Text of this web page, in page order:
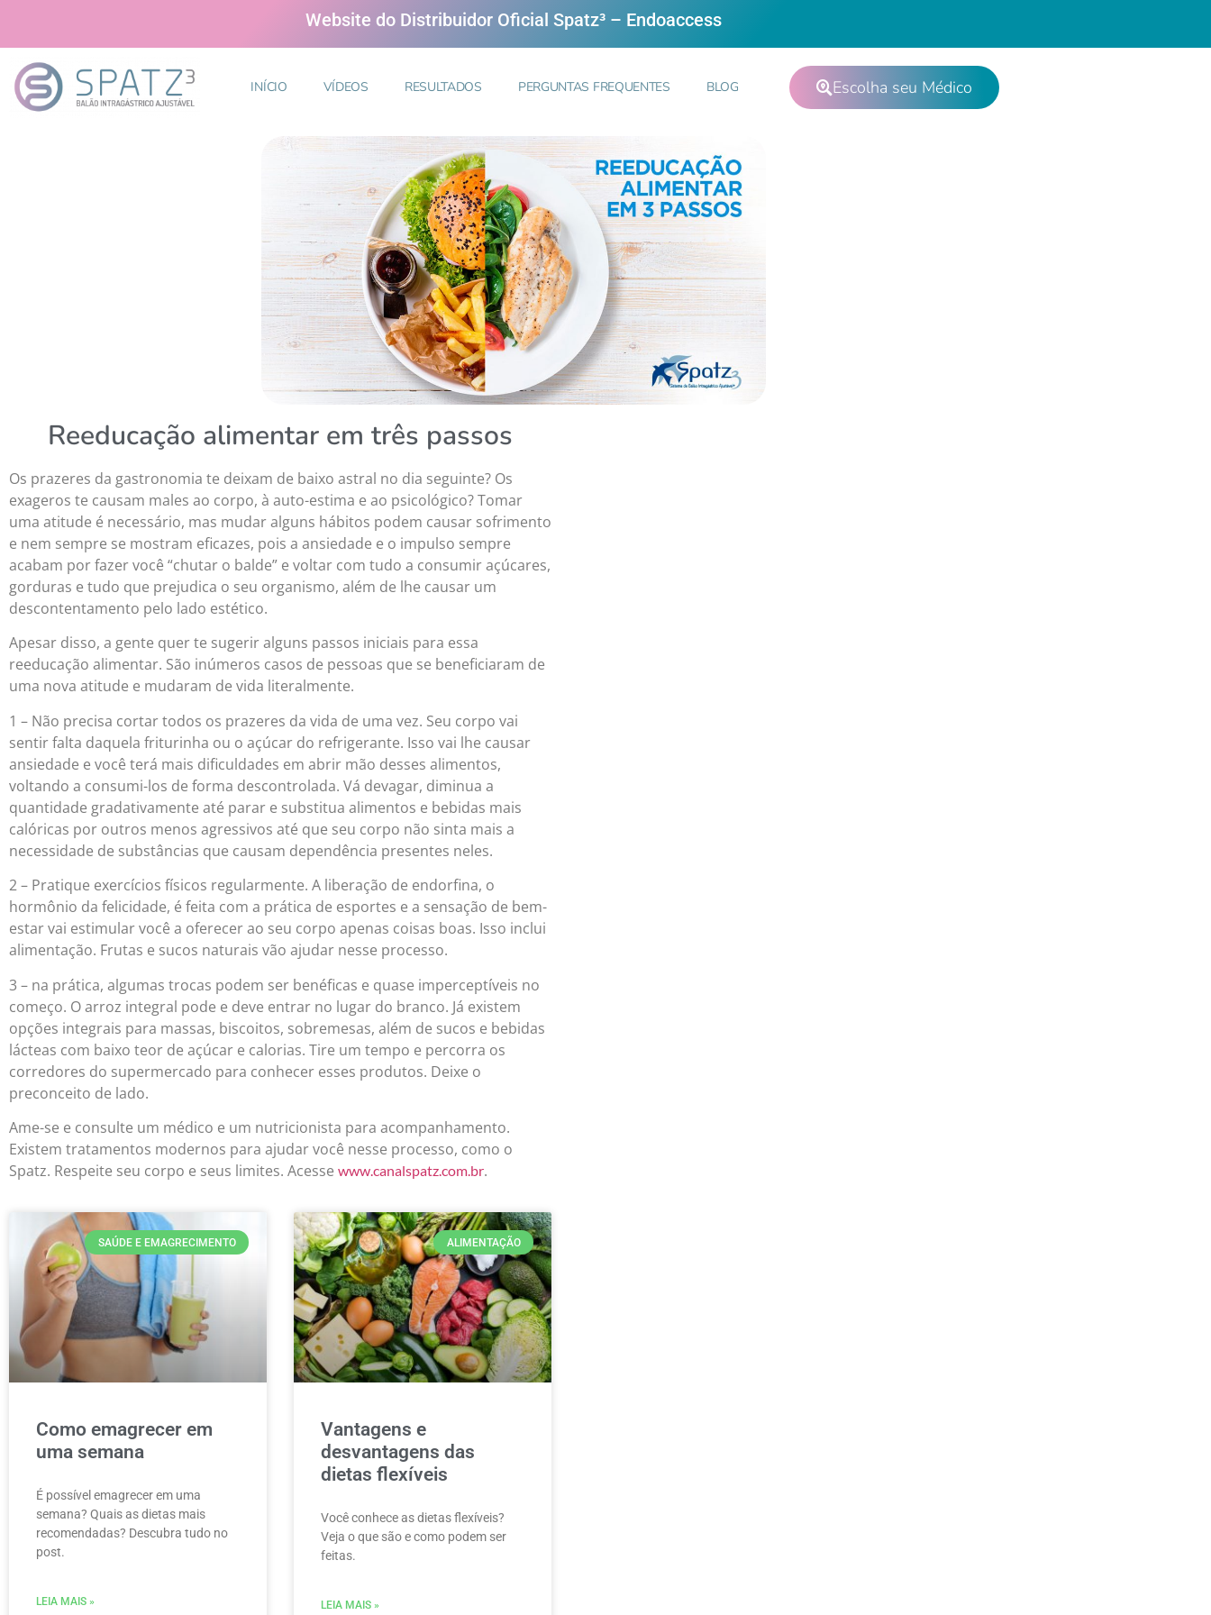
Website do Distribuidor Oficial Spatz³ – Endoaccess
INÍCIO VÍDEOS RESULTADOS PERGUNTAS FREQUENTES BLOG Escolha seu Médico
Reeducação alimentar em três passos
Os prazeres da gastronomia te deixam de baixo astral no dia seguinte? Os
exageros te causam males ao corpo, à auto-estima e ao psicológico? Tomar
uma atitude é necessário, mas mudar alguns hábitos podem causar sofrimento
e nem sempre se mostram eficazes, pois a ansiedade e o impulso sempre
acabam por fazer você “chutar o balde” e voltar com tudo a consumir açúcares,
gorduras e tudo que prejudica o seu organismo, além de lhe causar um
descontentamento pelo lado estético.
Apesar disso, a gente quer te sugerir alguns passos iniciais para essa
reeducação alimentar. São inúmeros casos de pessoas que se beneficiaram de
uma nova atitude e mudaram de vida literalmente.
1 – Não precisa cortar todos os prazeres da vida de uma vez. Seu corpo vai
sentir falta daquela friturinha ou o açúcar do refrigerante. Isso vai lhe causar
ansiedade e você terá mais dificuldades em abrir mão desses alimentos,
voltando a consumi-los de forma descontrolada. Vá devagar, diminua a
quantidade gradativamente até parar e substitua alimentos e bebidas mais
calóricas por outros menos agressivos até que seu corpo não sinta mais a
necessidade de substâncias que causam dependência presentes neles.
2 – Pratique exercícios físicos regularmente. A liberação de endorfina, o
hormônio da felicidade, é feita com a prática de esportes e a sensação de bem-
estar vai estimular você a oferecer ao seu corpo apenas coisas boas. Isso inclui
alimentação. Frutas e sucos naturais vão ajudar nesse processo.
3 – na prática, algumas trocas podem ser benéficas e quase imperceptíveis no
começo. O arroz integral pode e deve entrar no lugar do branco. Já existem
opções integrais para massas, biscoitos, sobremesas, além de sucos e bebidas
lácteas com baixo teor de açúcar e calorias. Tire um tempo e percorra os
corredores do supermercado para conhecer esses produtos. Deixe o
preconceito de lado.
Ame-se e consulte um médico e um nutricionista para acompanhamento.
Existem tratamentos modernos para ajudar você nesse processo, como o
Spatz. Respeite seu corpo e seus limites. Acesse www.canalspatz.com.br.
SAÚDE E EMAGRECIMENTO
Como emagrecer em
uma semana
É possível emagrecer em uma
semana? Quais as dietas mais
recomendadas? Descubra tudo no
post.
LEIA MAIS »
ALIMENTAÇÃO
Vantagens e
desvantagens das
dietas flexíveis
Você conhece as dietas flexíveis?
Veja o que são e como podem ser
feitas.
LEIA MAIS »